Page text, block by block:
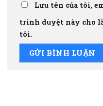
Lưu tên của tôi,
trình duyệt này cho
tôi.